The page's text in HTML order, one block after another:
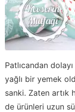
Patlıcandan
yağlı bir yemek
sanki. Zaten artık
de ürünleri uzun